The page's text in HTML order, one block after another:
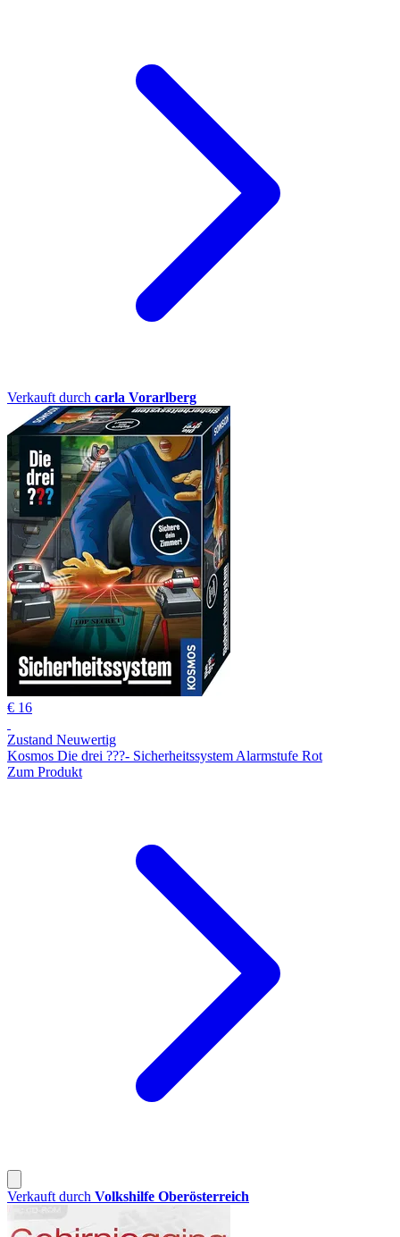
Verkauft durch carla Vorarlberg
€ 16
Zustand Neuwertig
Kosmos Die drei ???- Sicherheitssystem Alarmstufe Rot
Zum Produkt
Verkauft durch Volkshilfe Oberösterreich